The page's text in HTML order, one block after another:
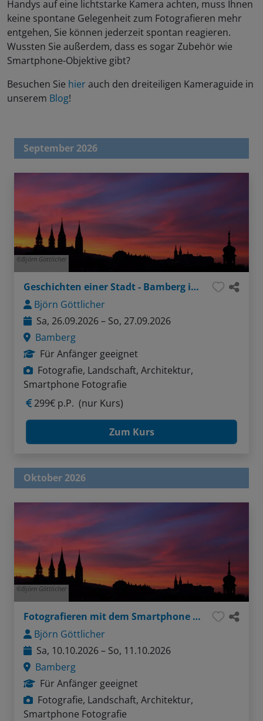
Handys auf eine lichtstarke Kamera achten, muss Ihnen
keine spontane Gelegenheit zum Fotografieren mehr
entgehen, Sie können jederzeit spontan reagieren.
Wussten Sie außerdem, dass es sogar Zubehör wie
Smartphone-Objektive gibt?
Besuchen Sie hierauch den dreiteiligen Kameraguide in
unserem Blog!
September 2026
Björn Göttlicher
Geschichten einer Stadt - Bamberg in Bildern
Björn Göttlicher
Sa, 26.09.2026 – So, 27.09.2026
Bamberg
Für Anfänger geeignet
Fotografie, Landschaft, Architektur,
Smartphone Fotografie
299€ p.P. (nur Kurs)
Zum Kurs
Oktober 2026
Björn Göttlicher
Fotografieren mit dem Smartphone in Bamberg
Björn Göttlicher
Sa, 10.10.2026 – So, 11.10.2026
Bamberg
Für Anfänger geeignet
Fotografie, Landschaft, Architektur,
Smartphone Fotografie